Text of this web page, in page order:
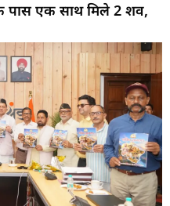
पास एक साथ मिले 2 शव,